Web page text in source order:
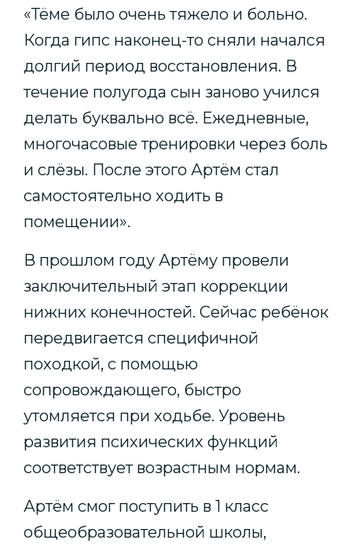
«Тёме было очень тяжело и больно.
Когда гипс наконец-то сняли начался
долгий период восстановления. В
течение полугода сын заново учился
делать буквально всё. Ежедневные,
многочасовые тренировки через боль
и слёзы. После этого Артём стал
самостоятельно ходить в
помещении».
В прошлом году Артёму провели
заключительный этап коррекции
нижних конечностей. Сейчас ребёнок
передвигается специфичной
походкой, с помощью
сопровождающего, быстро
утомляется при ходьбе. Уровень
развития психических функций
соответствует возрастным нормам.
Артём смог поступить в 1 класс
общеобразовательной школы,